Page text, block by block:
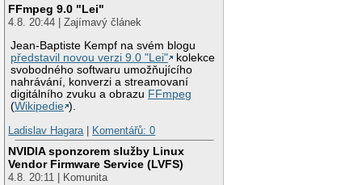
FFmpeg 9.0 "Lei"
4.8. 20:44 | Zajímavý článek
Jean-Baptiste Kempf na svém blogu
představil novou verzi 9.0 "Lei"
kolekce
svobodného softwaru umožňujícího
nahrávání, konverzi a streamovaní
digitálního zvuku a obrazu FFmpeg
(Wikipedie ).
Ladislav Hagara
Komentářů: 0
NVIDIA sponzorem služby Linux
Vendor Firmware Service (LVFS)
4.8. 20:11 | Komunita